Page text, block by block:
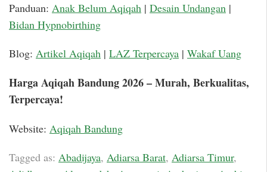
Panduan: Anak Belum Aqiqah | Desain Undangan |
Bidan Hypnobirthing
Blog: Artikel Aqiqah | LAZ Terpercaya | Wakaf Uang
Harga Aqiqah Bandung 2026 – Murah, Berkualitas,
Terpercaya!
Website: Aqiqah Bandung
Tagged as: Abadijaya, Adiarsa Barat, Adiarsa Timur,